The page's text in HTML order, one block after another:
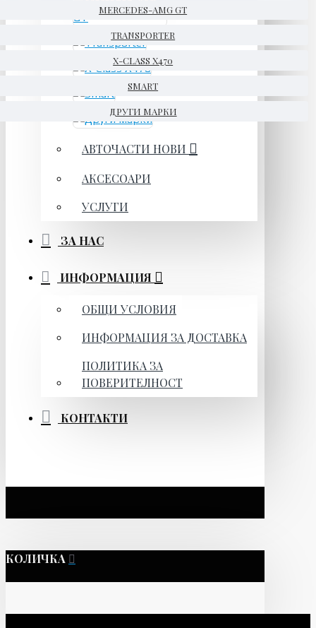
MERCEDES-AMG GT
TRANSPORTER
X-CLASS X470
SMART
ДРУГИ МАРКИ
АВТОЧАСТИ НОВИ
АКСЕСОАРИ
УСЛУГИ
ЗА НАС
ИНФОРМАЦИЯ
ОБЩИ УСЛОВИЯ
ИНФОРМАЦИЯ ЗА ДОСТАВКА
ПОЛИТИКА ЗА
ПОВЕРИТЕЛНОСТ
КОНТАКТИ
КОЛИЧКА